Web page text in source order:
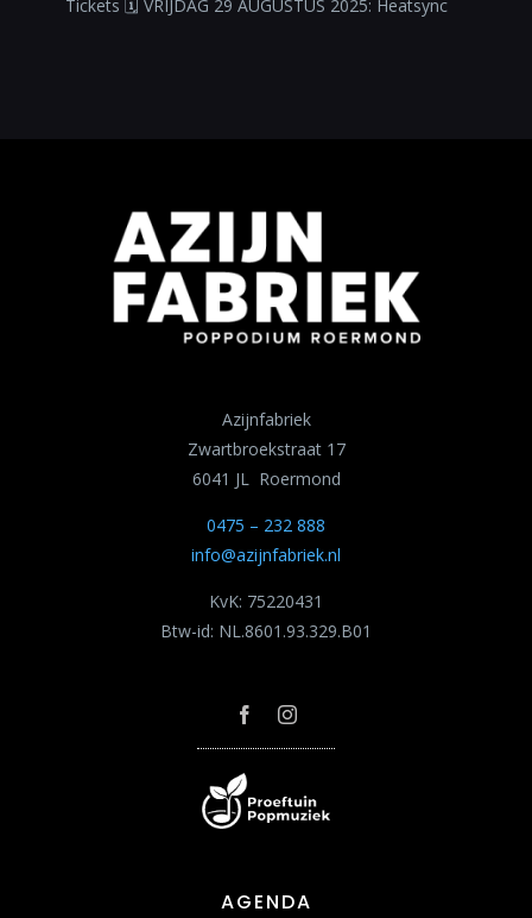
Tickets 🗓 VRIJDAG 29 AUGUSTUS 2025: Heatsync
AGENDA
Azijnfabriek
Zwartbroekstraat 17
6041 JL Roermond
0475 – 232 888
info@azijnfabriek.nl
KvK: 75220431
Btw-id: NL.8601.93.329.B01